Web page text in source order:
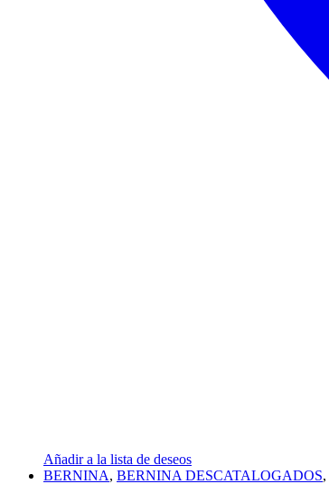
Añadir a la lista de deseos
BERNINA, BERNINA DESCATALOGADOS,